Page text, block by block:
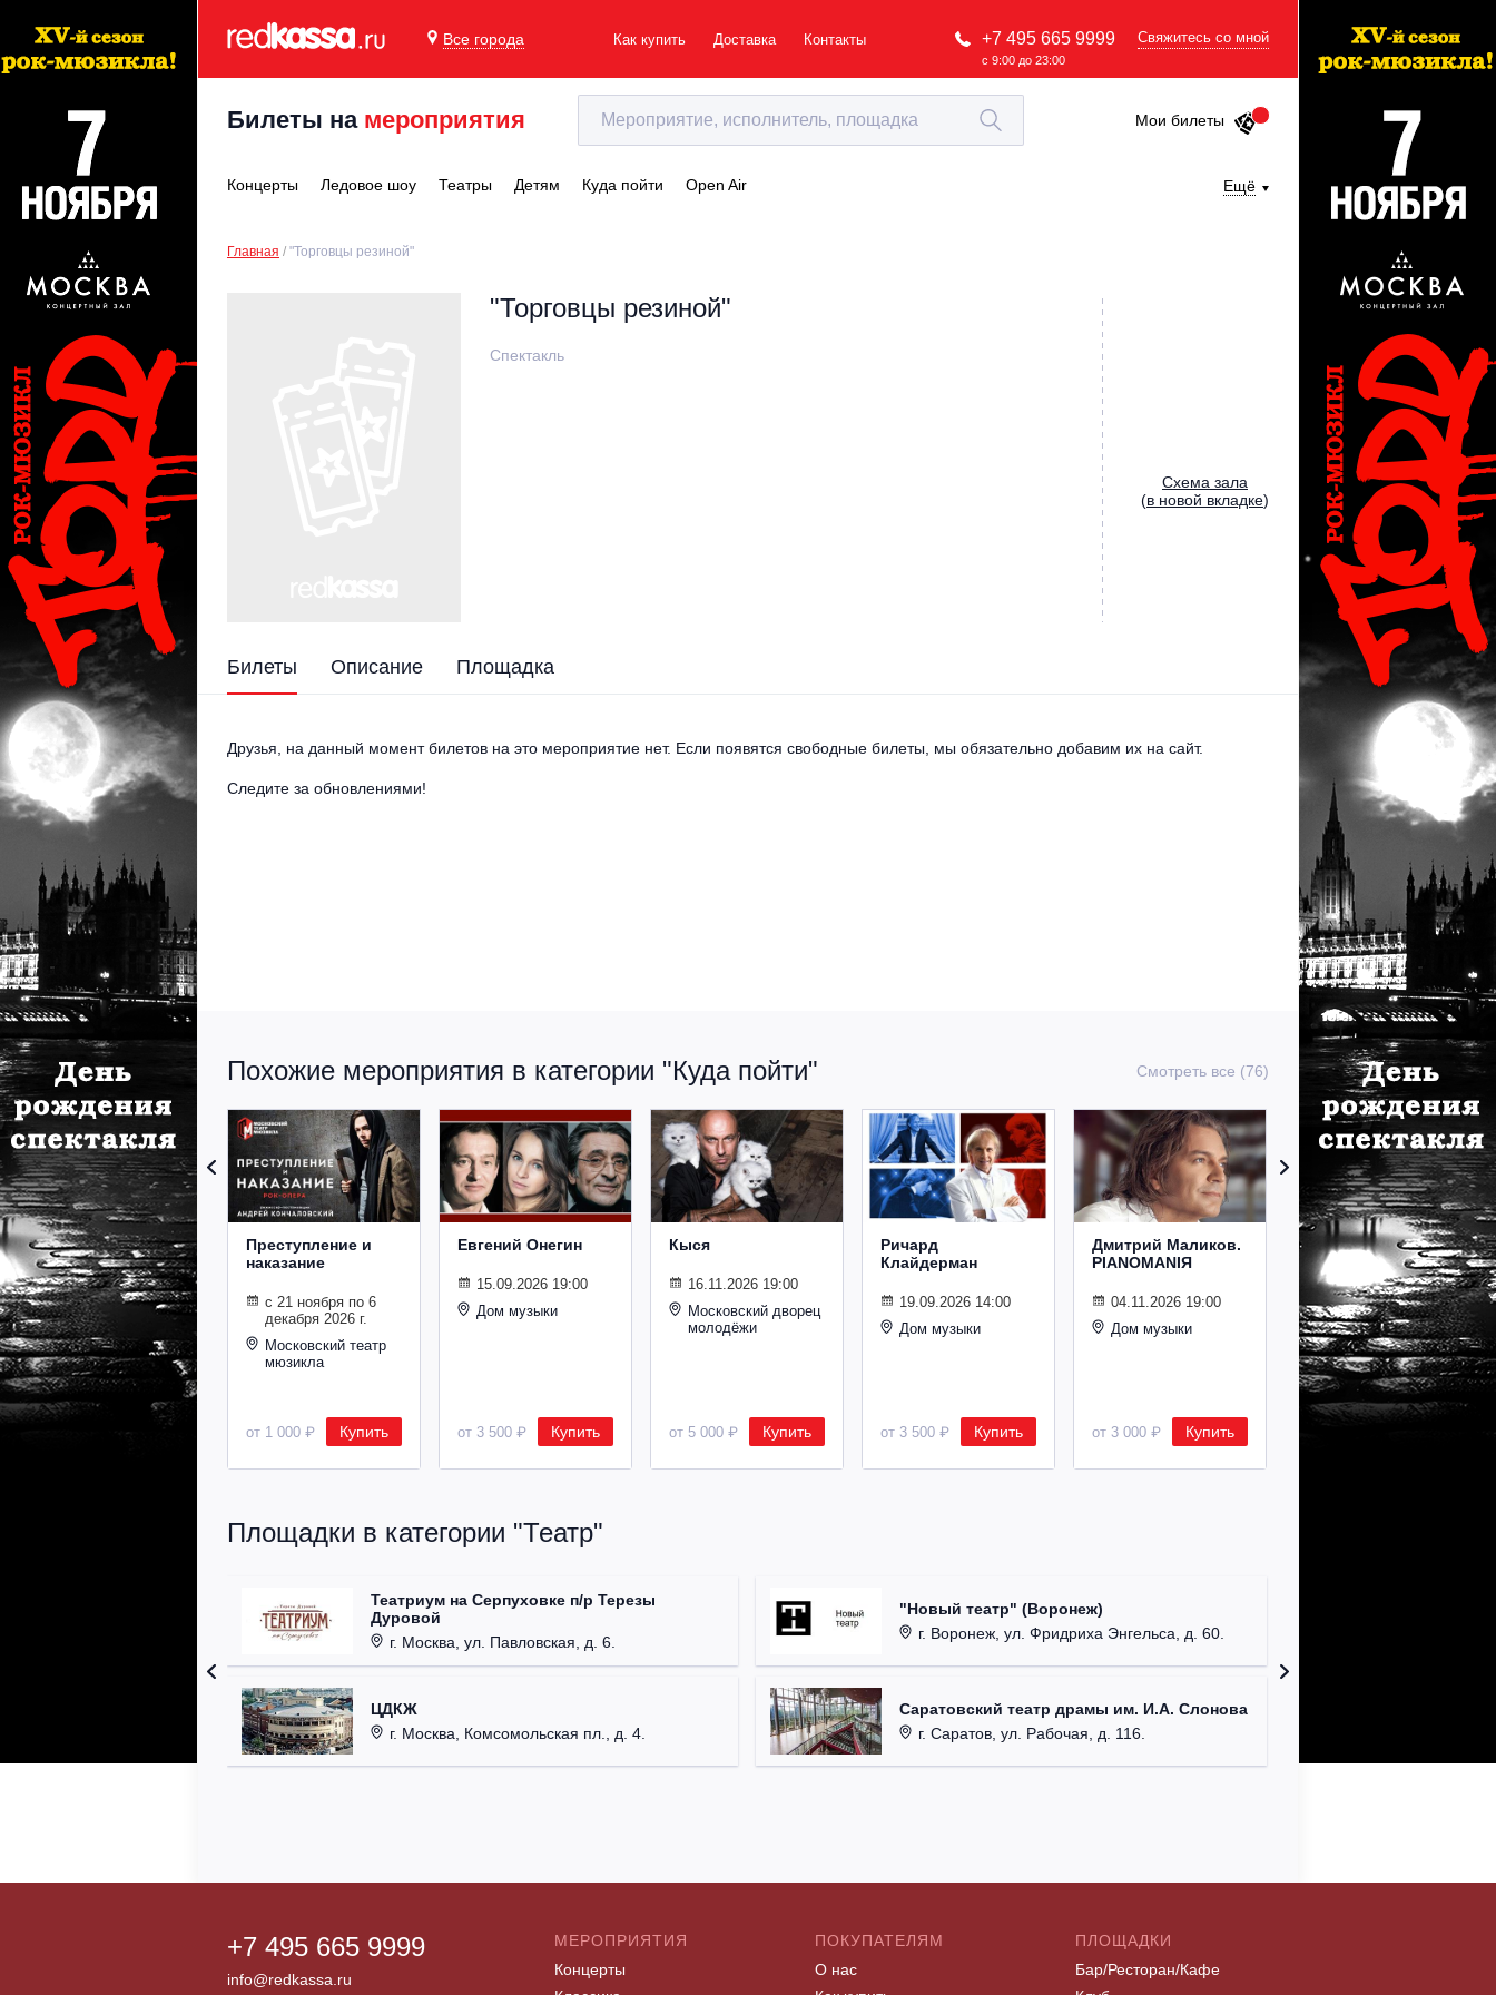
Все города Как купить Доставка Контакты +7 495 665 9999
с 9:00 до 23:00
Свяжитесь со мной
Билеты на мероприятия Мои билеты
Концерты Ледовое шоу Театры Детям Куда пойти Open Air Ещё
Главная "Торговцы резиной"
"Торговцы резиной"
Спектакль
Cхема зала
(в новой вкладке)
Билеты Описание Площадка
Друзья, на данный момент билетов на это мероприятие нет. Если появятся свободные билеты, мы обязательно добавим их на сайт.
Следите за обновлениями!
Похожие мероприятия в категории "Куда пойти" Смотреть все (76)
Преступление и
наказание
с 21 ноября по 6
декабря 2026 г.
Московский театр
мюзикла
от 1 000 ₽ Купить
Евгений Онегин
15.09.2026 19:00
Дом музыки
от 3 500 ₽ Купить
Кыся
16.11.2026 19:00
Московский дворец
молодёжи
от 5 000 ₽ Купить
Ричард
Клайдерман
19.09.2026 14:00
Дом музыки
от 3 500 ₽ Купить
Дмитрий Маликов.
PIANOMANIЯ
04.11.2026 19:00
Дом музыки
от 3 000 ₽ Купить
Рождественский
концерт
Владимира
Спивакова
24.12.2026 19:00
Дом музыки
Площадки в категории "Театр"
Театриум на Серпуховке п/р Терезы
Дуровой
г. Москва, ул. Павловская, д. 6.
ЦДКЖ
г. Москва, Комсомольская пл., д. 4.
"Новый театр" (Воронеж)
г. Воронеж, ул. Фридриха Энгельса, д. 60.
Саратовский театр драмы им. И.А. Слонова
г. Саратов, ул. Рабочая, д. 116.
+7 495 665 9999
info@redkassa.ru
МЕРОПРИЯТИЯ
Концерты
ПОКУПАТЕЛЯМ
О нас
ПЛОЩАДКИ
Бар/Ресторан/Кафе